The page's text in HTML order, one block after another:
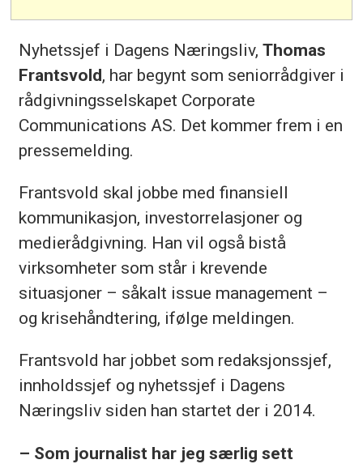
Nyhetssjef i Dagens Næringsliv, Thomas
Frantsvold, har begynt som seniorrådgiver i
rådgivningsselskapet Corporate
Communications AS. Det kommer frem i en
pressemelding.
Frantsvold skal jobbe med finansiell
kommunikasjon, investorrelasjoner og
medierådgivning. Han vil også bistå
virksomheter som står i krevende
situasjoner – såkalt issue management –
og krisehåndtering, ifølge meldingen.
Frantsvold har jobbet som redaksjonssjef,
innholdssjef og nyhetssjef i Dagens
Næringsliv siden han startet der i 2014.
– Som journalist har jeg særlig sett